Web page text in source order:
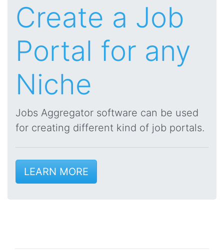
Create a Job
Portal for any
Niche
Jobs Aggregator software can be used
for creating different kind of job portals.
LEARN MORE